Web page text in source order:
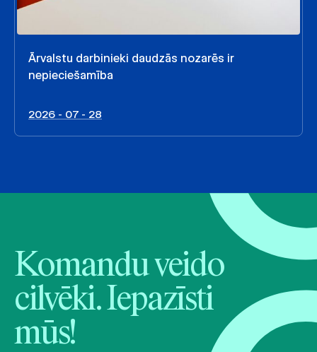
Ārvalstu darbinieki daudzās nozarēs ir
nepieciešamība
2026 - 07 - 28
Komandu veido
cilvēki. Iepazīsti
mūs!